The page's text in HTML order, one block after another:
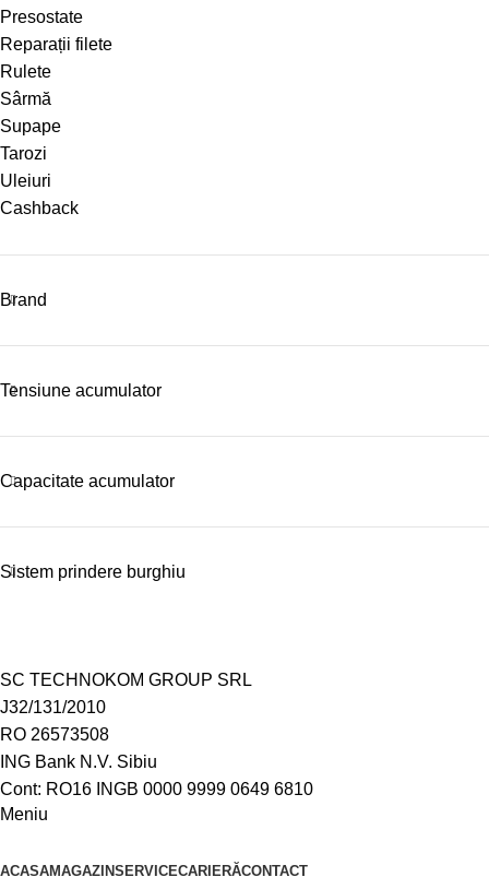
Presostate
Reparații filete
Rulete
Sârmă
Supape
Tarozi
Uleiuri
Cashback
Brand
Tensiune acumulator
Capacitate acumulator
Sistem prindere burghiu
SC TECHNOKOM GROUP SRL
J32/131/2010
RO 26573508
ING Bank N.V. Sibiu
Cont: RO16 INGB 0000 9999 0649 6810
Meniu
ACASAMAGAZINSERVICECARIERĂCONTACT